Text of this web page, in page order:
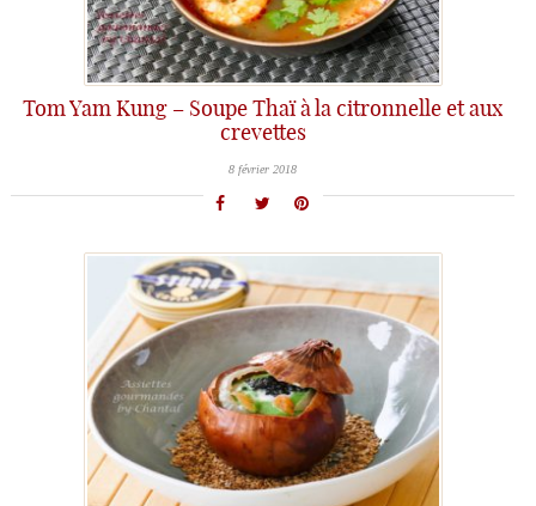
Tom Yam Kung – Soupe Thaï à la citronnelle et aux
crevettes
8 février 2018